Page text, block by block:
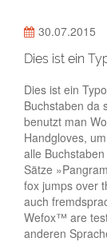
30.07.2015
Dies ist ein
Dies ist ein
Buchstaben da
benutzt man
Handgloves,
alle
Sätze
fox jumps over
auch
Wefox™ are
anderen